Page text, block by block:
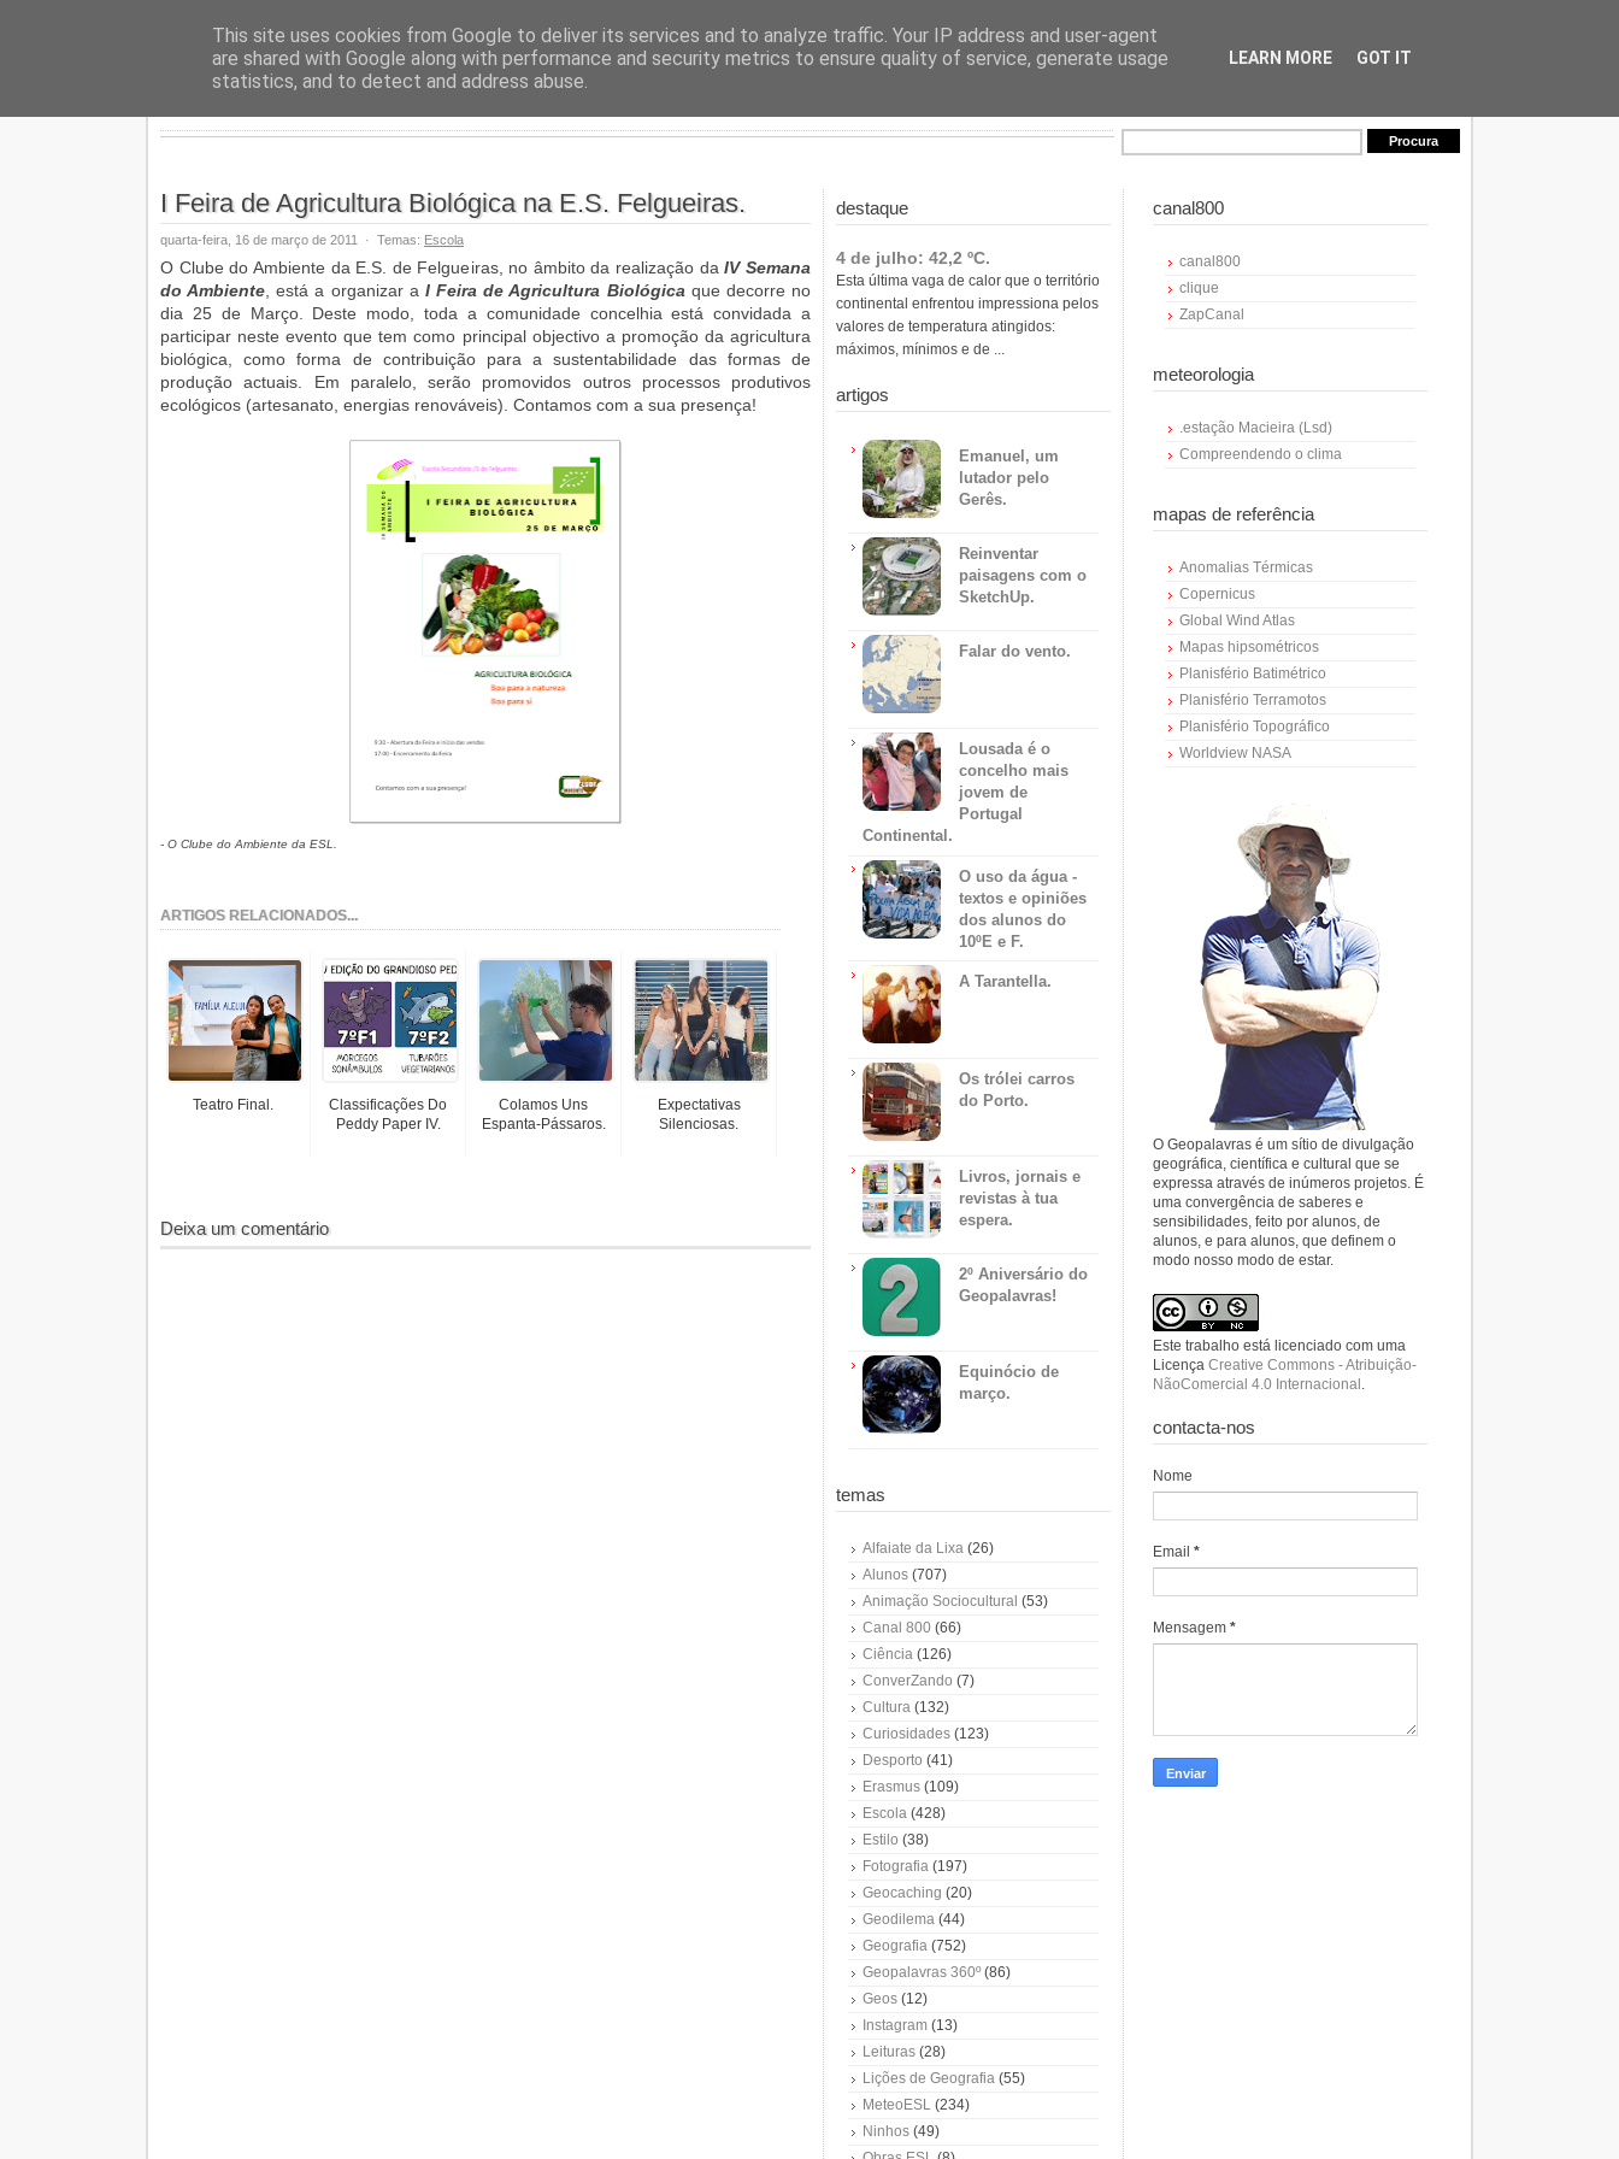
Geopalavras
I Feira de Agricultura Biológica na E.S. Felgueiras.
quarta-feira, 16 de março de 2011 · Temas: Escola
O Clube do Ambiente da E.S. de Felgueiras, no âmbito da realização daIV Semana
do Ambiente , está a organizar a I Feira de Agricultura Biológica que decorre no
dia 25 de Março. Deste modo, toda a comunidade concelhia está convidada a
participar neste evento que tem como principal objectivo a promoção da agricultura
biológica, como forma de contribuição para a sustentabilidade das formas de
produção actuais. Em paralelo, serão promovidos outros processos produtivos
ecológicos (artesanato, energias renováveis). Contamos com a sua presença!
- O Clube do Ambiente da ESL.
ARTIGOS RELACIONADOS...
Teatro Final.
Classificações Do
Peddy Paper IV.
Colamos Uns
Espanta-Pássaros.
Expectativas
Silenciosas.
Deixa um comentário
destaque
4 de julho: 42,2 ºC.
Esta última vaga de calor que o território
continental enfrentou impressiona pelos
valores de temperatura atingidos:
máximos, mínimos e de ...
artigos
Emanuel, um
lutador pelo
Gerês.
Reinventar
paisagens com o
SketchUp.
Falar do vento.
Lousada é o
concelho mais
jovem de
Portugal
Continental.
O uso da água -
textos e opiniões
dos alunos do
10ºE e F.
A Tarantella.
Os trólei carros
do Porto.
Livros, jornais e
revistas à tua
espera.
2º Aniversário do
Geopalavras!
Equinócio de
março.
temas
Alfaiate da Lixa (26)
Alunos (707)
Animação Sociocultural (53)
Canal 800 (66)
Ciência (126)
ConverZando (7)
Cultura (132)
Curiosidades (123)
Desporto (41)
Erasmus (109)
Escola (428)
Estilo (38)
Fotografia (197)
Geocaching (20)
Geodilema (44)
Geografia (752)
Geopalavras 360º (86)
Geos (12)
Instagram (13)
Leituras (28)
Lições de Geografia (55)
MeteoESL (234)
Ninhos (49)
canal800
canal800
clique
ZapCanal
meteorologia
.estação Macieira (Lsd)
Compreendendo o clima
mapas de referência
Anomalias Térmicas
Copernicus
Global Wind Atlas
Mapas hipsométricos
Planisfério Batimétrico
Planisfério Terramotos
Planisfério Topográfico
Worldview NASA
O Geopalavras é um sítio de divulgação
geográfica, científica e cultural que se
expressa através de inúmeros projetos. É
uma convergência de saberes e
sensibilidades, feito por alunos, de
alunos, e para alunos, que definem o
modo nosso modo de estar.
Este trabalho está licenciado com uma
Licença Creative Commons - Atribuição-
NãoComercial 4.0 Internacional .
contacta-nos
Nome
Email *
Mensagem *
This site uses cookies from Google to deliver its services and to analyze traffic. Your IP address and user-agent
are shared with Google along with performance and security metrics to ensure quality of service, generate usage
statistics, and to detect and address abuse.
LEARN MORE GOT IT